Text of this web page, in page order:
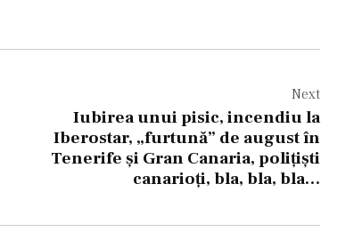
Next
Iubirea unui pisic, incendiu la
Iberostar, „furtună” de august în
Tenerife şi Gran Canaria, poliţişti
canarioţi, bla, bla, bla…